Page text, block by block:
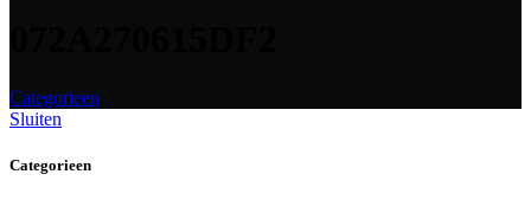
Categorieen
Sluiten
Categorieen